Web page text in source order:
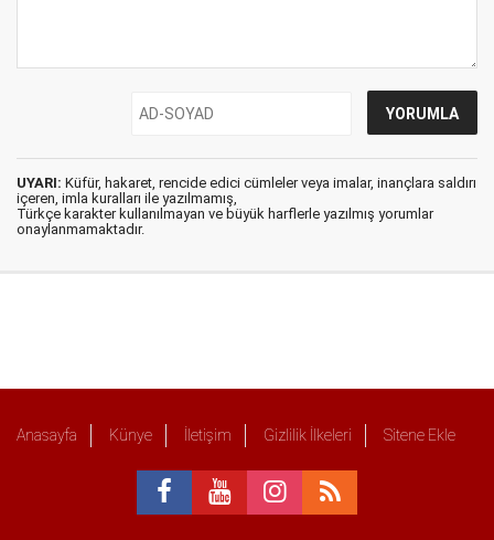
UYARI: Küfür, hakaret, rencide edici cümleler veya imalar, inançlara saldırı
içeren, imla kuralları ile yazılmamış,
Türkçe karakter kullanılmayan ve büyük harflerle yazılmış yorumlar
onaylanmamaktadır.
Anasayfa Künye İletişim Gizlilik İlkeleri Sitene Ekle